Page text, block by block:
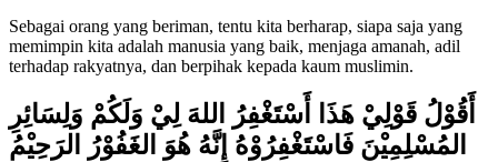
Sebagai orang yang beriman, tentu kita berharap, siapa saja yang
memimpin kita adalah manusia yang baik, menjaga amanah, adil
terhadap rakyatnya, dan berpihak kepada kaum muslimin.
أَقُوْلُ قَوْلِيْ هَذَا أَسْتَغْفِرُ اللهَ لِيْ وَلَكُمْ وَلِسَائِرِ
المُسْلِمِيْنَ فَاسْتَغْفِرُوْهُ إِنَّهُ هُوَ الغَفُوْرُ الرَحِيْمُ